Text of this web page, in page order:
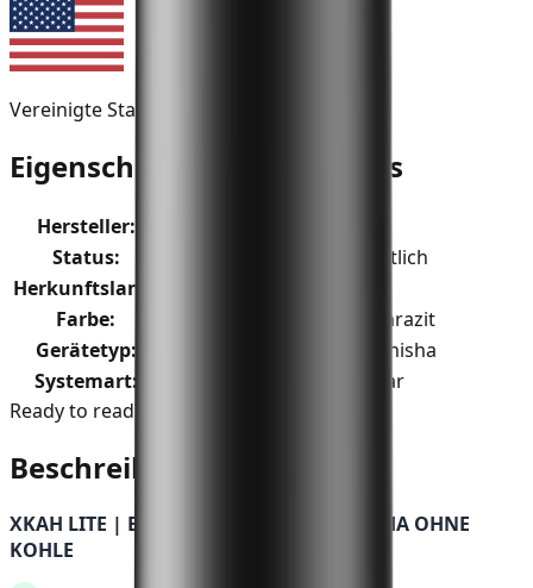
Vereinigte Staaten
Eigenschaften des Produkts
Hersteller:
Status:
Im SmokeDex Shop erhältlich
Herkunftsland
Farbe:
Rot · Blau · Schwarz · Anthrazit
Gerätetyp:
E-HMD für vorhandene Shisha
Systemart:
Eigener Tabak verwendbar
Ready to read?
Beschreibung
XKAH LITE | E-HMD | ELEKTRISCHE SHISHA OHNE
KOHLE